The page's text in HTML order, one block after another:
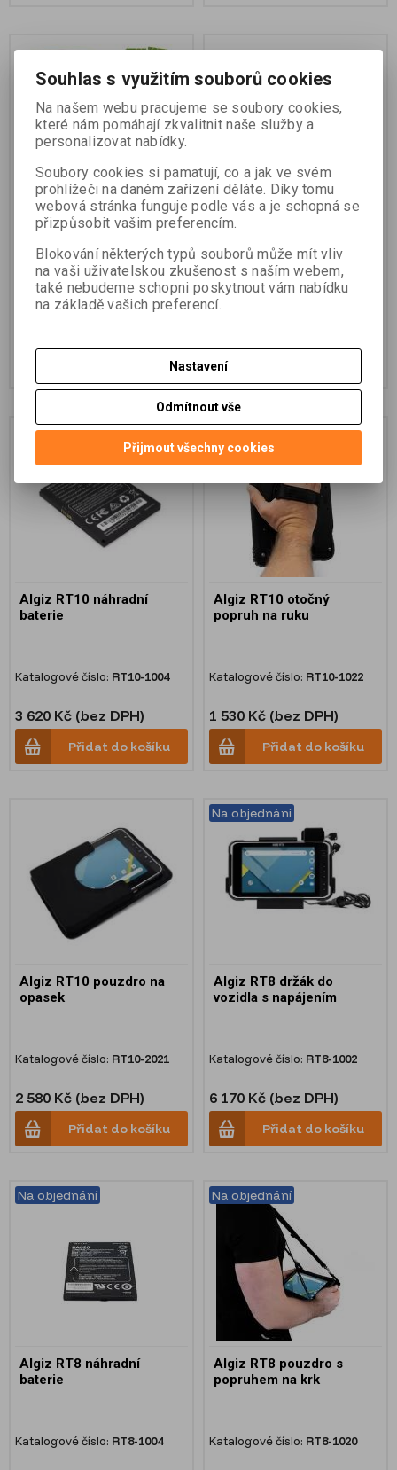
Trimble Catalyst DA2 s
tyčkou a aplikací, vč.
školení
Katalogové číslo:SET-
CAT_DA2_Pole_Tr
Nabíječka systémová pro
2 Li-Ion baterie Trimble
vč. zdroje napětí a kabelu
(EU)
Katalogové číslo:101075-00-04
Na objednání
Algiz RT10 náhradní
baterie
Katalogové číslo: RT10-1004
3 620 Kč (bez DPH)
Přidat do košíku
Algiz RT10 otočný
popruh na ruku
Katalogové číslo: RT10-1022
1 530 Kč (bez DPH)
Přidat do košíku
Algiz RT10 pouzdro na
opasek
Katalogové číslo: RT10-2021
2 580 Kč (bez DPH)
Přidat do košíku
Na objednání
Algiz RT8 držák do
vozidla s napájením
Katalogové číslo: RT8-1002
6 170 Kč (bez DPH)
Přidat do košíku
Na objednání
Algiz RT8 náhradní
baterie
Katalogové číslo: RT8-1004
Na objednání
Algiz RT8 pouzdro s
popruhem na krk
Katalogové číslo: RT8-1020
Souhlas s využitím souborů cookies
Na našem webu pracujeme se soubory cookies,
které nám pomáhají zkvalitnit naše služby a
personalizovat nabídky.
Soubory cookies si pamatují, co a jak ve svém
prohlížeči na daném zařízení děláte. Díky tomu
webová stránka funguje podle vás a je schopná se
přizpůsobit vašim preferencím.
Blokování některých typů souborů může mít vliv
na vaši uživatelskou zkušenost s naším webem,
také nebudeme schopni poskytnout vám nabídku
na základě vašich preferencí.
Nastavení
Odmítnout vše
Přijmout všechny cookies